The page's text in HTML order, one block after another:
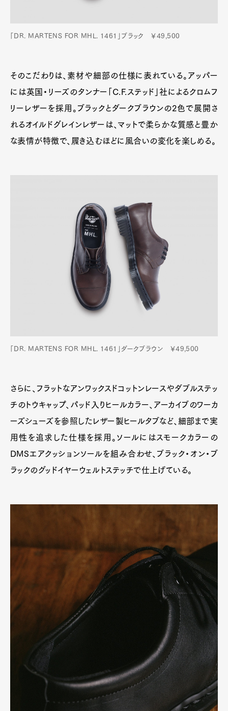
「DR. MARTENS FOR MHL. 1461」ブラック ￥49,500
そのこだわりは、素材や細部の仕様に表れている。アッパー
には英国・リーズのタンナー「C.F.ステッド」社によるクロムフ
リーレザーを採用。ブラックとダークブラウンの2色で展開さ
れるオイルドグレインレザーは、マットで柔らかな質感と豊か
な表情が特徴で、履き込むほどに風合いの変化を楽しめる。
「DR. MARTENS FOR MHL. 1461」ダークブラウン ￥49,500
さらに、フラットなアンワックスドコットンレースやダブルステッ
チのトウキャップ、パッド入りヒールカラー、アーカイブのワーカ
ーズシューズを参照したレザー製ヒールタブなど、細部まで実
用性を追求した仕様を採用。ソールにはスモークカラーの
DMSエアクッションソールを組み合わせ、ブラック・オン・ブ
ラックのグッドイヤーウェルトステッチで仕上げている。